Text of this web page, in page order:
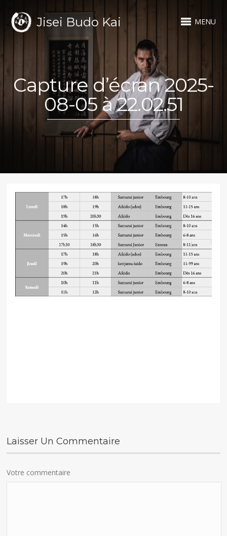
Jisei Budo Kai MENU
Capture d’écran 2025-
08-05 à 22.02.51
Laisser Un Commentaire
Votre commentaire